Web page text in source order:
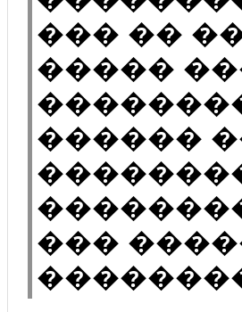
��� ��
�����
������
���